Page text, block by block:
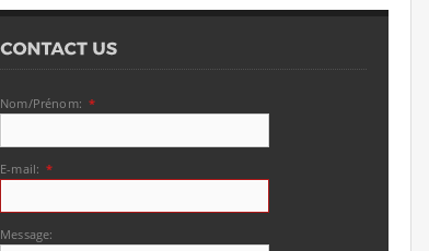
Nom/Prénom: *
E-mail: *
Message: